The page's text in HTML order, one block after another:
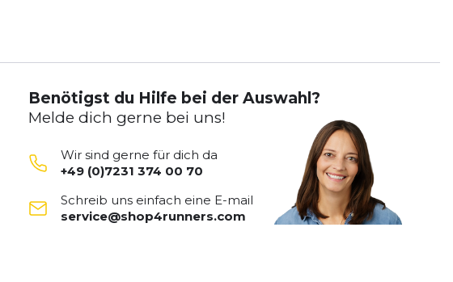
Benötigst du Hilfe bei der Auswahl?
Melde dich gerne bei uns!
Wir sind gerne für dich da
+49 (0)7231 374 00 70
Schreib uns einfach eine E-mail
service@shop4runners.com